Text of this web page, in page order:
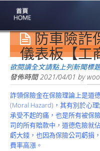
專業豐林
Professional
保險大家談
1386集
台灣商業保險
第一品牌
關於豐林
About
防車險詐
儀表板【工
欲閱讀全文請點上列新聞標
發佈時間2021/04/01 by
詐領保險金在保險理論上是道
(Moral Hazard)，其有別於心
承受不起的痛，也是所有被保
司的所有賠款中，道德危險就
虧大錢，也因為保險公司虧損
費率高漲。